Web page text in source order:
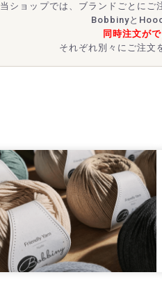
当ショップでは、ブランドごとにご
Bobbinyと
同時注文がで
それぞれ別々にご注文